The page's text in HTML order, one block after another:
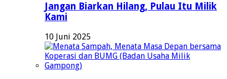
Jangan Biarkan Hilang, Pulau Itu Milik
Kami
10 Juni 2025